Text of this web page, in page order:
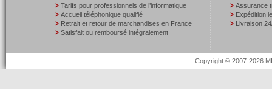
Tarifs pour professionnels de l’informatique
Accueil téléphonique qualifié
Retrait et retour de marchandises en France
Satisfait ou remboursé intégralement
Assurance
Expédition
Livraison
Copyright © 2007-2026